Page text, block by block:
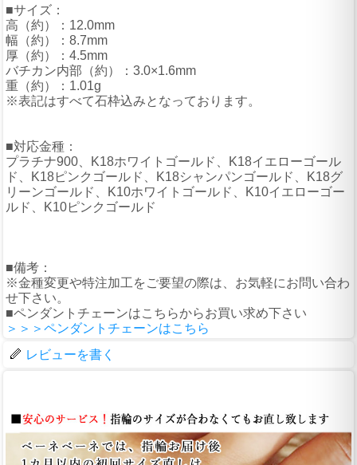
■サイズ：
高（約）：12.0mm
幅（約）：8.7mm
厚（約）：4.5mm
バチカン内部（約）：3.0×1.6mm
重（約）：1.01g
※表記はすべて石枠込みとなっております。
■対応金種：
プラチナ900、K18ホワイトゴールド、K18イエローゴール
ド、K18ピンクゴールド、K18シャンパンゴールド、K18グ
リーンゴールド、K10ホワイトゴールド、K10イエローゴー
ルド、K10ピンクゴールド
■備考：
※金種変更や特注加工をご要望の際は、お気軽にお問い合わ
せ下さい。
■ペンダントチェーンはこちらからお買い求め下さい
＞＞＞ペンダントチェーンはこちら
レビューを書く